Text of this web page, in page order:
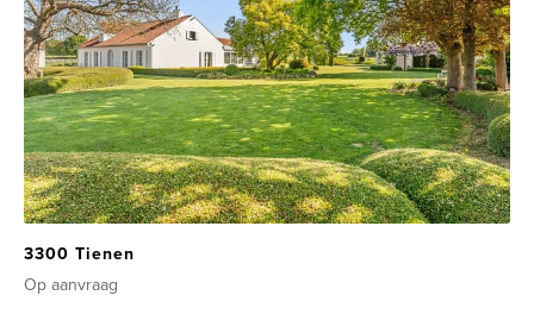
3300 Tienen
Op aanvraag